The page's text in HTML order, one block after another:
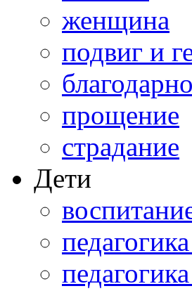
женщина
подвиг и
прощение
страдание
Дети